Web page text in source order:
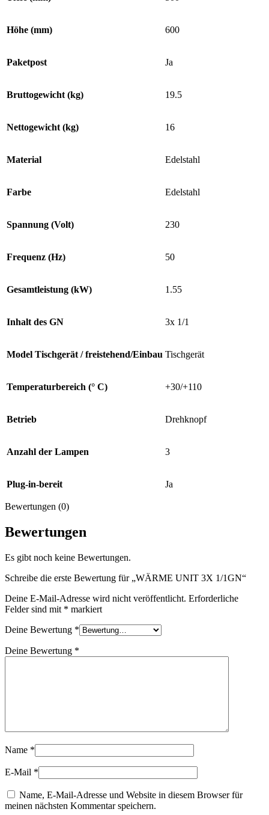
Höhe (mm) 600
Paketpost Ja
Bruttogewicht (kg) 19.5
Nettogewicht (kg) 16
Material Edelstahl
Farbe Edelstahl
Spannung (Volt) 230
Frequenz (Hz) 50
Gesamtleistung (kW) 1.55
Inhalt des GN 3x 1/1
Model Tischgerät / freistehend/Einbau Tischgerät
Temperaturbereich (° C) +30/+110
Betrieb Drehknopf
Anzahl der Lampen 3
Plug-in-bereit Ja
Bewertungen (0)
Bewertungen
Es gibt noch keine Bewertungen.
Schreibe die erste Bewertung für „WÄRME UNIT 3X 1/1GN“
Deine E-Mail-Adresse wird nicht veröffentlicht. Erforderliche
Felder sind mit * markiert
Deine Bewertung *
Deine Bewertung *
Name *
E-Mail *
Name, E-Mail-Adresse und Website in diesem Browser für
meinen nächsten Kommentar speichern.